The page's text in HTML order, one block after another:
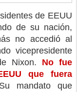
de EEUU
de su nación,
no accedió al
vicepresidente
Nixon. No fue
que fuera
mandato que